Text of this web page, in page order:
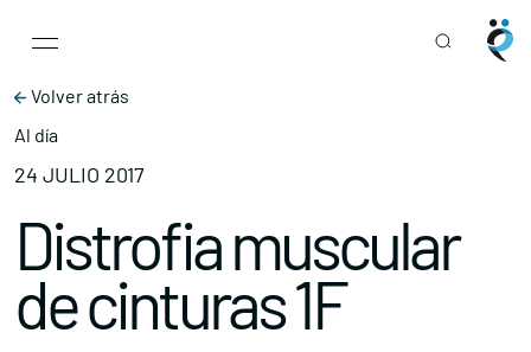
Main Navigation
Volver atrás
Al día
24 JULIO 2017
Distrofia muscular
de cinturas 1F